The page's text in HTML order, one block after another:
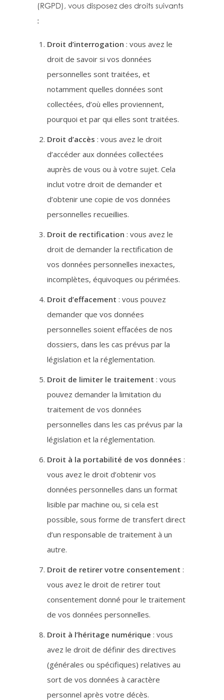
(RGPD), vous disposez des droits suivants
:
Droit d’interrogation : vous avez le
droit de savoir si vos données
personnelles sont traitées, et
notamment quelles données sont
collectées, d’où elles proviennent,
pourquoi et par qui elles sont traitées.
Droit d’accès : vous avez le droit
d’accéder aux données collectées
auprès de vous ou à votre sujet. Cela
inclut votre droit de demander et
d’obtenir une copie de vos données
personnelles recueillies.
Droit de rectification : vous avez le
droit de demander la rectification de
vos données personnelles inexactes,
incomplètes, équivoques ou périmées.
Droit d’effacement : vous pouvez
demander que vos données
personnelles soient effacées de nos
dossiers, dans les cas prévus par la
législation et la réglementation.
Droit de limiter le traitement : vous
pouvez demander la limitation du
traitement de vos données
personnelles dans les cas prévus par la
législation et la réglementation.
Droit à la portabilité de vos données :
vous avez le droit d’obtenir vos
données personnelles dans un format
lisible par machine ou, si cela est
possible, sous forme de transfert direct
d’un responsable de traitement à un
autre.
Droit de retirer votre consentement :
vous avez le droit de retirer tout
consentement donné pour le traitement
de vos données personnelles.
Droit à l’héritage numérique : vous
avez le droit de définir des directives
(générales ou spécifiques) relatives au
sort de vos données à caractère
personnel après votre décès.